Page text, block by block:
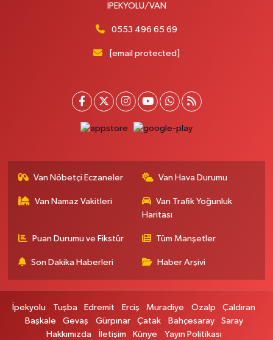
Akpınar Mah. Milli Egemenlik Cad.No:7 A
Yol Tarifi Al
0 (432) 215 77 65 Yol Tarifi Al
Ferhat Eczanesi
Akköprü mahallesi Beşyol mevkii sakatatçılar çarşısı altı şok market yanı
Gündüz Eczanesi
CUMHURİYET MAH. ATATÜRK CADDESİ NO:39 A
Merve Eczanesi
İPEKYOLU/VAN
0553 496 65 69
[email protected]
Van Nöbetçi Eczaneler Van Hava Durumu
Van Namaz Vakitleri
Van Trafik Yoğunluk
Haritası
Puan Durumu ve Fikstür Tüm Manşetler
Son Dakika Haberleri Haber Arşivi
İpekyolu Tuşba Edremit Erciş Muradiye Özalp
Çaldıran
Başkale
Gevaş Gürpınar Çatak Bahçesaray
Saray
Hakkımızda
İletişim Künye Yayın Politikası